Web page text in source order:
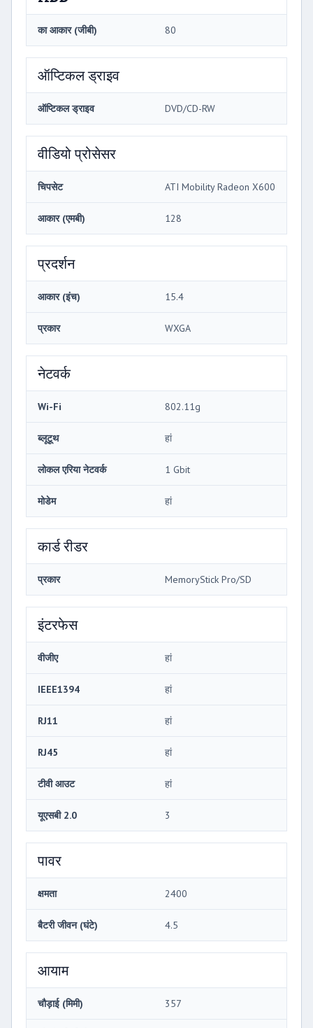
का आकार (जीबी) 80
ऑप्टिकल ड्राइव
ऑप्टिकल ड्राइव DVD/CD-RW
वीडियो प्रोसेसर
चिपसेट ATI Mobility Radeon X600
आकार (एमबी) 128
प्रदर्शन
आकार (इंच) 15.4
प्रकार WXGA
नेटवर्क
Wi-Fi 802.11g
ब्लूटूथ हां
लोकल एरिया नेटवर्क 1 Gbit
मोडेम हां
कार्ड रीडर
प्रकार MemoryStick Pro/SD
इंटरफेस
वीजीए हां
IEEE1394 हां
RJ11 हां
RJ45 हां
टीवी आउट हां
यूएसबी 2.0 3
पावर
क्षमता 2400
बैटरी जीवन (घंटे) 4.5
आयाम
चौड़ाई (मिमी) 357